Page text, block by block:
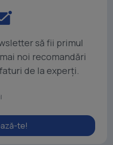
să fii primul
noi recomandări
de la experți.
te!